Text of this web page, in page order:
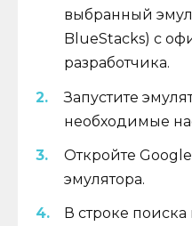
выбранный
BlueStacks) с
разработчика.
Запустите
необходимые
Откройте
эмулятора.
В строке поиска